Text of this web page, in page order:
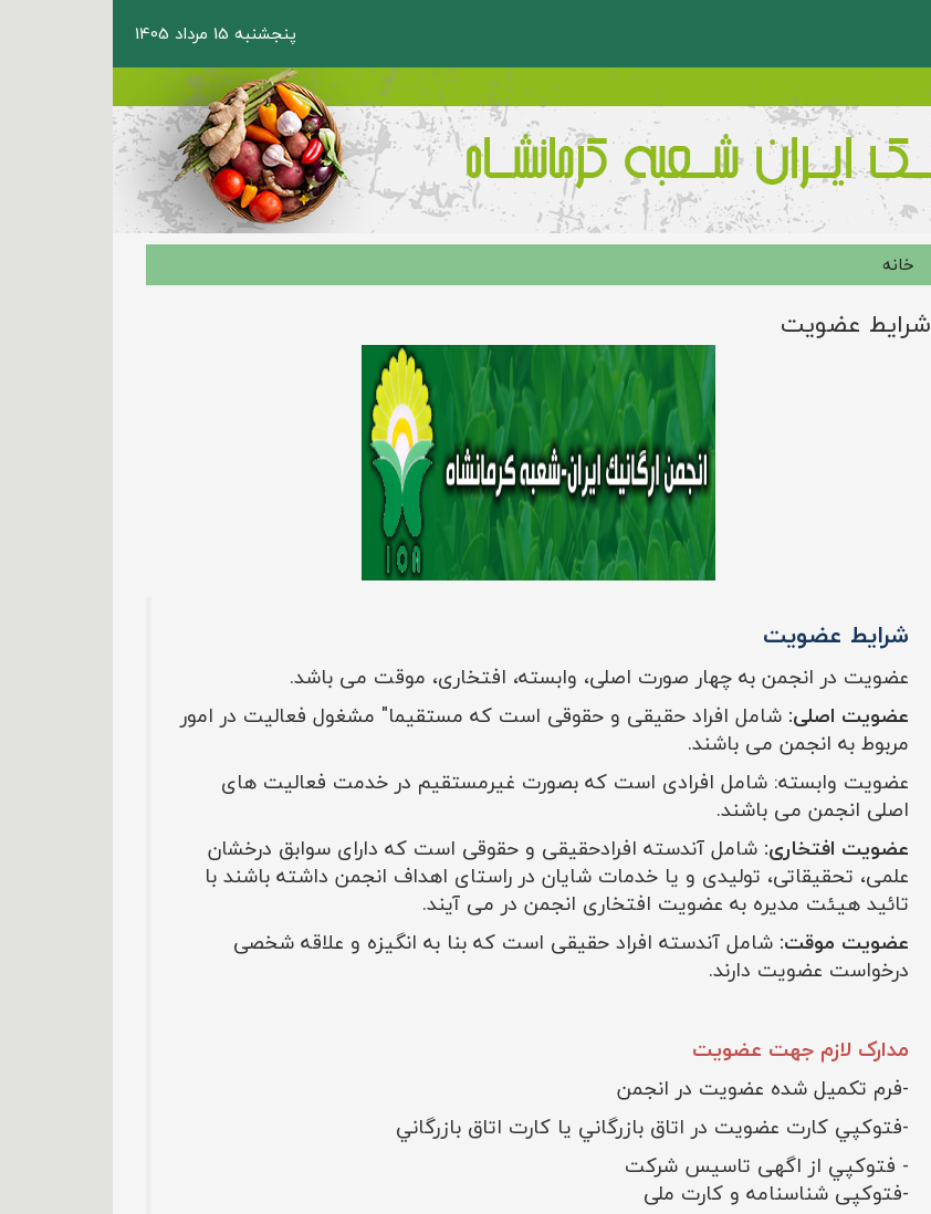
پنجشنبه 15 مرداد 1405
خانه
شرایط عضویت
شرایط عضویت
عضویت در انجمن به چهار صورت اصلی، وابسته، افتخاری، موقت می باشد.
عضویت اصلی: شامل افراد حقیقی و حقوقی است که مستقیما" مشغول فعالیت در امور
مربوط به انجمن می باشند.
عضویت وابسته: شامل افرادی است که بصورت غیرمستقیم در خدمت فعالیت های
اصلی انجمن می باشند.
عضویت افتخاری: شامل آندسته افرادحقیقی و حقوقی است که دارای سوابق درخشان
علمی، تحقیقاتی، تولیدی و یا خدمات شایان در راستای اهداف انجمن داشته باشند با
تائید هیئت مدیره به عضویت افتخاری انجمن در می آیند.
عضویت موقت: شامل آندسته افراد حقیقی است که بنا به انگیزه و علاقه شخصی
درخواست عضویت دارند.
مدارک لازم جهت عضویت
-فرم تکميل شده عضويت در انجمن
-فتوکپي کارت عضويت در اتاق بازرگاني يا کارت اتاق بازرگاني
- فتوکپي از اگهی تاسیس شرکت
-فتوکپی شناسنامه و کارت ملی